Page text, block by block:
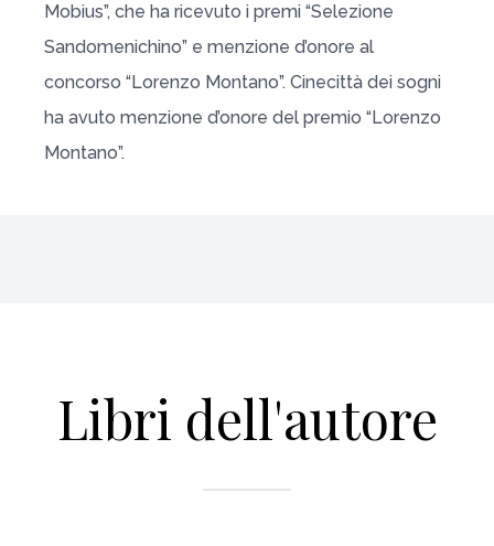
Mobius”, che ha ricevuto i premi “Selezione
Sandomenichino” e menzione d’onore al
concorso “Lorenzo Montano”. Cinecittà dei sogni
ha avuto menzione d’onore del premio “Lorenzo
Montano”.
Libri dell'autore